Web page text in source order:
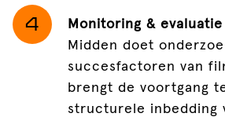
Monitoring & evaluatie
Midden doet
succesfactoren van
brengt de voortgang
structurele inbedding